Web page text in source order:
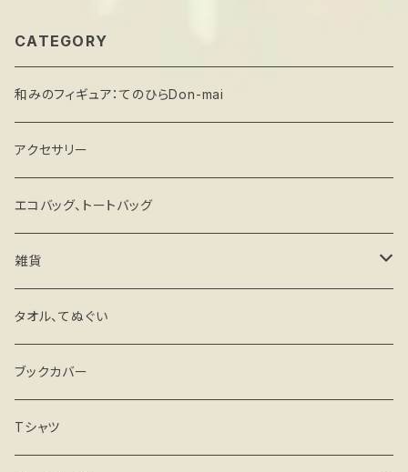
CATEGORY
和みのフィギュア：てのひらDon-mai
アクセサリー
エコバッグ、トートバッグ
雑貨
キーホルダー・ストラップ
ミラー
マグネットステッカー
タオル、てぬぐい
ブックカバー
Tシャツ